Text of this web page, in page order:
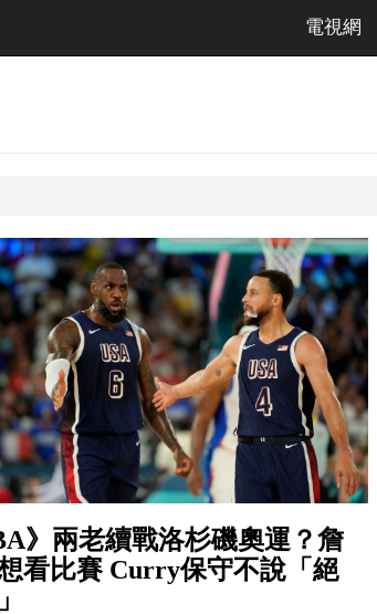
電視網
》兩老續戰洛杉磯奧運？詹
看比賽 Curry保守不說「絕